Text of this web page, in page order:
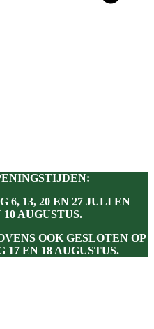
6, 13, 20 EN 27 JULI EN
AUGUSTUS.
OOK GESLOTEN OP
EN 18 AUGUSTUS.